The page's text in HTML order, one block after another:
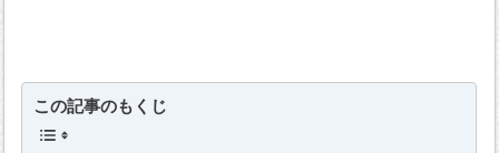
この記事のもくじ